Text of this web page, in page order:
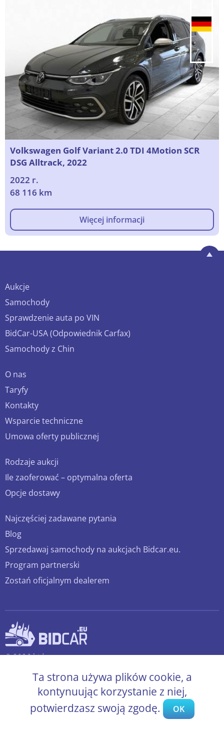
Volkswagen Golf Variant 2.0 TDI 4Motion SCR
DSG Alltrack, 2022
2022 г.
68 116 km
Więcej informacji
Aukcje
Samochody
Sprawdzenie auta po VIN
BidCar-USA (Odpowiednik Carfax)
Samochody z Chin
O nas
Taryfy
Kontakty
Wsparcie techniczne
Umowa oferty publicznej
Rodzaje aukcji
Ile zaoferować – optymalna oferta
Opcje dostawy
Najczęściej zadawane pytania
Blog
Sprzedawaj samochody na aukcjach Bidcar.eu.
Program partnerski
Zostań oficjalnym dealerem
© 2026 bidcar.eu
Ta strona używa plików cookie, a
kontynuując korzystanie z niej,
potwierdzasz swoją zgodę.
OK